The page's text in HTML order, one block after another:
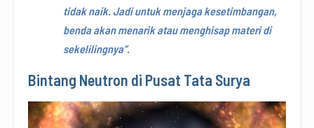
tidak naik. Jadi untuk menjaga kesetimbangan,
benda akan menarik atau menghisap materi di
sekelilingnya”.
Bintang Neutron di Pusat Tata Surya